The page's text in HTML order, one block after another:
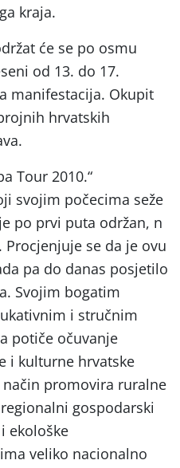
kraja.
će se po osmu
od 13. do 17.
manifestacija. Okupit
hrvatskih
Tour 2010.“
svojim počecima seže
po prvi puta održan, n
se da je ovu
pa do danas posjetilo
Svojim bogatim
i stručnim
potiče očuvanje
i kulturne hrvatske
promovira ruralne
gospodarski
ekološke
veliko nacionalno